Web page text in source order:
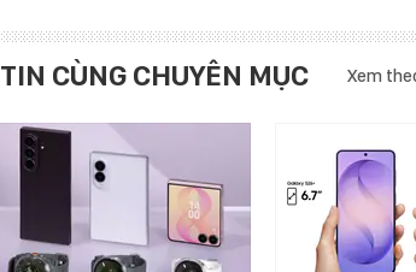
TIN CÙNG CHUYÊN MỤC Xem